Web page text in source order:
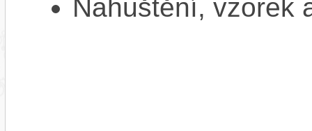
Nahuštění, vzorek